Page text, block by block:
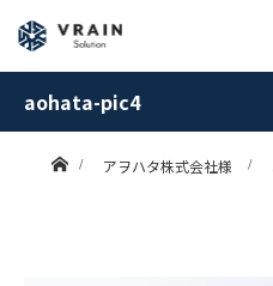
aohata-pic4
ホームアヲハタ株式会社様